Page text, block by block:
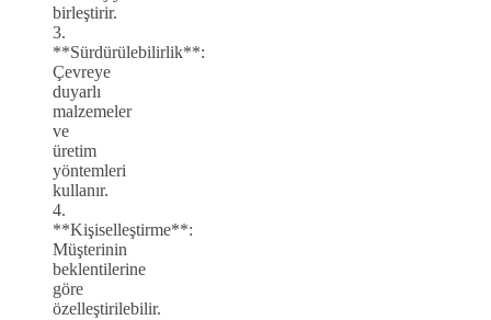
birleştirir.
3.
**Sürdürülebilirlik**:
Çevreye
duyarlı
malzemeler
ve
üretim
yöntemleri
kullanır.
4.
**Kişiselleştirme**:
Müşterinin
beklentilerine
göre
özelleştirilebilir.